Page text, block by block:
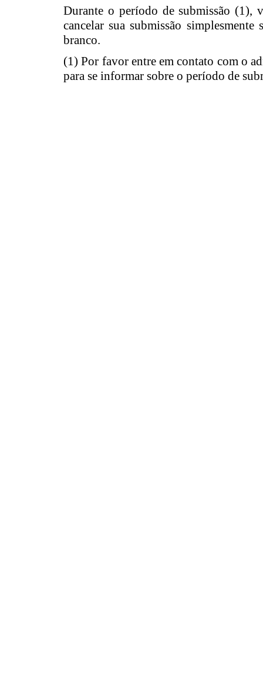
Durante o período de submissão (1),
cancelar sua submissão
branco.
(1) Por favor entre em contato com o
para se informar sobre o período de